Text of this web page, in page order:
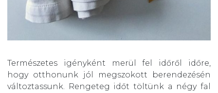
Természetes igényként merül fel időről időre,
hogy otthonunk jól megszokott berendezésén
változtassunk. Rengeteg időt töltünk a négy fal